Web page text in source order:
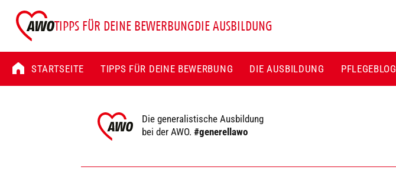
TIPPS FÜR DEINE BEWERBUNGDIE AUSBILDUNG
STARTSEITE TIPPS FÜR DEINE BEWERBUNG DIE AUSBILDUNG PFLEGEBLOG
Die generalistische Ausbildung
bei der AWO. #generellawo